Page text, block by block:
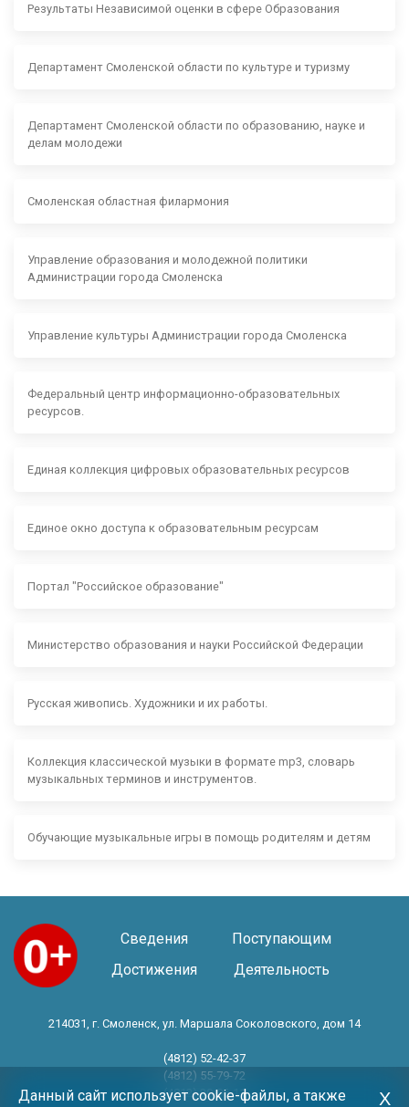
Результаты Независимой оценки в сфере Образования
Департамент Смоленской области по культуре и туризму
Департамент Смоленской области по образованию, науке и
делам молодежи
Смоленская областная филармония
Управление образования и молодежной политики
Администрации города Смоленска
Управление культуры Администрации города Смоленска
Федеральный центр информационно-образовательных
ресурсов.
Единая коллекция цифровых образовательных ресурсов
Единое окно доступа к образовательным ресурсам
Портал "Российское образование"
Министерство образования и науки Российской Федерации
Русская живопись. Художники и их работы.
Коллекция классической музыки в формате mp3, словарь
музыкальных терминов и инструментов.
Обучающие музыкальные игры в помощь родителям и детям
Сведения
Поступающим
Достижения
Деятельность
214031, г. Смоленск, ул. Маршала Соколовского, дом 14
(4812) 52-42-37
(4812) 55-79-72
(4812) 30-06-11
Данный сайт использует cookie-файлы, а также Х